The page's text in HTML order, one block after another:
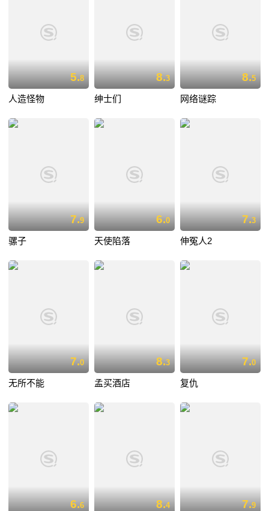
5.8
人造怪物
8.3
绅士们
8.5
网络谜踪
7.9
骡子
6.0
天使陷落
7.3
伸冤人2
7.0
无所不能
8.3
孟买酒店
7.0
复仇
6.6 8.4 7.9